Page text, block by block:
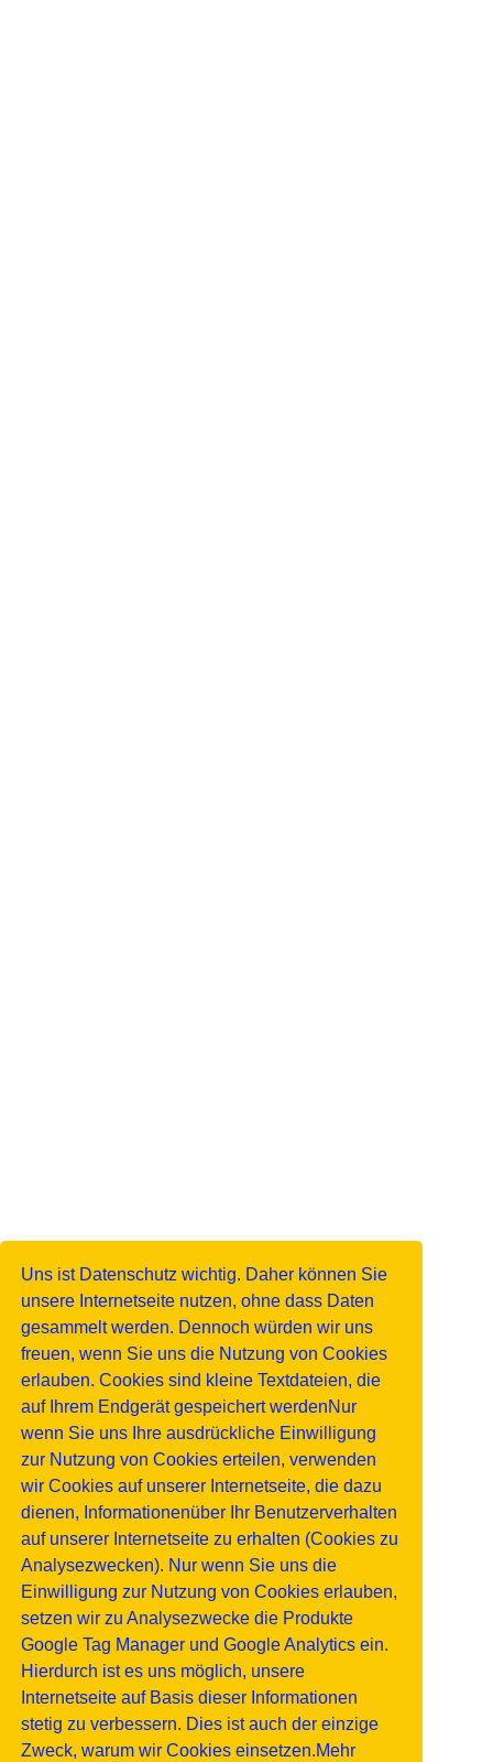
Uns ist Datenschutz wichtig. Daher können Sie
unsere Internetseite nutzen, ohne dass Daten
gesammelt werden. Dennoch würden wir uns
freuen, wenn Sie uns die Nutzung von Cookies
erlauben. Cookies sind kleine Textdateien, die
auf Ihrem Endgerät gespeichert werdenNur
wenn Sie uns Ihre ausdrückliche Einwilligung
zur Nutzung von Cookies erteilen, verwenden
wir Cookies auf unserer Internetseite, die dazu
dienen, Informationenüber Ihr Benutzerverhalten
auf unserer Internetseite zu erhalten (Cookies zu
Analysezwecken). Nur wenn Sie uns die
Einwilligung zur Nutzung von Cookies erlauben,
setzen wir zu Analysezwecke die Produkte
Google Tag Manager und Google Analytics ein.
Hierdurch ist es uns möglich, unsere
Internetseite auf Basis dieser Informationen
stetig zu verbessern. Dies ist auch der einzige
Zweck, warum wir Cookies einsetzen.Mehr